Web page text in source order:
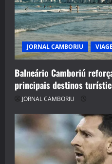
JORNAL CAMBORIU
Balneário Camboriú
principais destinos
JORNAL CAMBORIU